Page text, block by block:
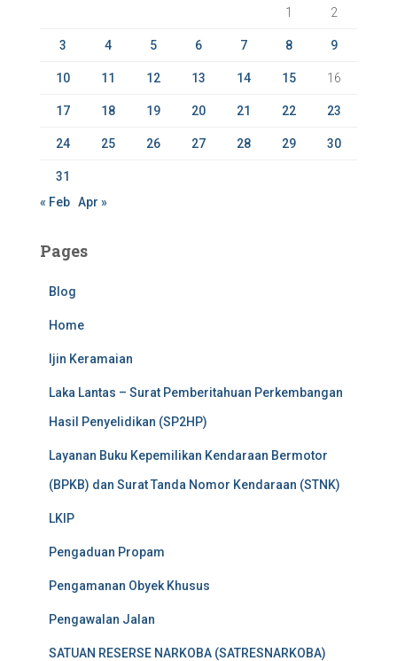
1 2
3 4 5 6 7 8 9
10 11 12 13 14 15 16
17 18 19 20 21 22 23
24 25 26 27 28 29 30
31
« Feb Apr »
Pages
Blog
Home
Ijin Keramaian
Laka Lantas – Surat Pemberitahuan Perkembangan
Hasil Penyelidikan (SP2HP)
Layanan Buku Kepemilikan Kendaraan Bermotor
(BPKB) dan Surat Tanda Nomor Kendaraan (STNK)
LKIP
Pengaduan Propam
Pengamanan Obyek Khusus
Pengawalan Jalan
SATUAN RESERSE NARKOBA (SATRESNARKOBA)